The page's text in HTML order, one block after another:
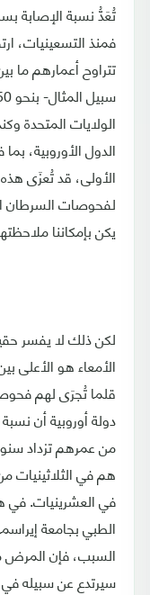
تُعَدُّ نسبة الإصابة
فمنذ التسعينيات،
الولايات المتحدة
الدول الأوروبية،
الأولى، قد تُعزَى
لفحوصات السرطان
يكن بإمكاننا
لكن ذلك لا يفسر
الأمعاء هو الأعلى
قلما تُجرَى لهم
دولة أوروبية أن
في العشرينيات. في
الطبي بجامعة
السبب، فإن المرض
سيرتدع عن سبيله في